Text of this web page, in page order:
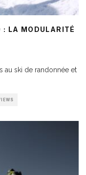
: LA MODULARITÉ
au ski de randonnée et